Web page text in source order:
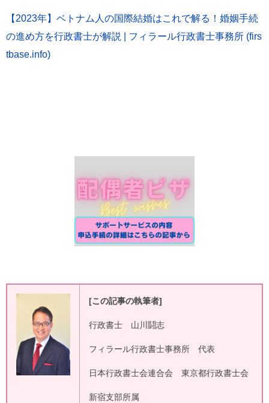
【2023年】ベトナム人の国際結婚はこれで解る！婚姻手続
の進め方を行政書士が解説 | フィラール行政書士事務所 (firs
tbase.info)
[この記事の執筆者]
行政書士 山川鬪志
フィラール行政書士事務所 代表
日本行政書士会連合会 東京都行政書士会
新宿支部所属